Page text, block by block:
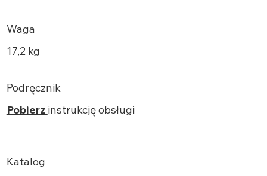
Waga
17,2 kg
Podręcznik
Pobierz instrukcję obsługi
Katalog